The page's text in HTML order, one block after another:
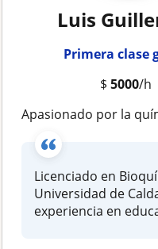
Luis
Primera clase
$5000/h
Apasionado por la química me gusta que mis estudiantes desarrollen habilidades en la
Licenciado en
Universidad de
experiencia en